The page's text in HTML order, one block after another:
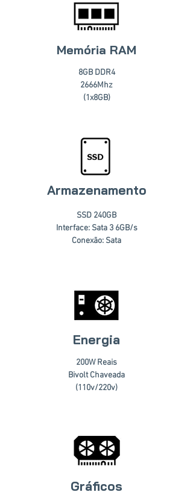
Memória RAM
8GB DDR4
2666Mhz
(1x8GB)
Armazenamento
SSD 240GB
Interface: Sata 3 6GB/s
Conexão: Sata
Energia
200W Reais
Bivolt Chaveada
(110v/220v)
Gráficos